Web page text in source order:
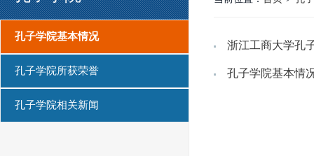
孔子学院基本情况
孔子学院所获荣誉
孔子学院相关新闻
浙江工商大学孔
孔子学院基本情